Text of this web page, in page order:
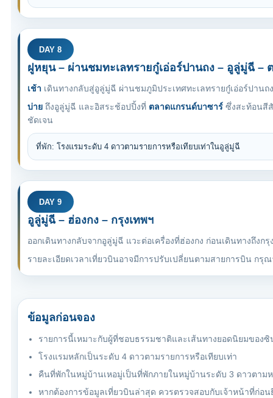
DAY 8
ฝูหยุน – ผ่านชมทะเลทรายกู๋เอ่อร์ปานถง – อูลู่มู่ฉี –
เช้า เดินทางกลับสู่อูลู่มู่ฉี ผ่านชมภูมิประเทศทะเลทรายกู๋เอ่อร์ปานถ
บ่ายถึงอูลู่มู่ฉี และอิสระช้อปปิ้งที่ ตลาดแกรนด์บาซาร์ซึ่งสะท้อนสีสั
ชัดเจน
ที่พัก: โรงแรมระดับ 4 ดาวตามรายการหรือเทียบเท่าในอูลู่มู่ฉี
DAY 9
อูลู่มู่ฉี – ฮ่องกง – กรุงเทพฯ
ออกเดินทางกลับจากอูลู่มู่ฉี แวะต่อเครื่องที่ฮ่องกง ก่อนเดินทางถึงก
รายละเอียดเวลาเที่ยวบินอาจมีการปรับเปลี่ยนตามสายการบิน กรุ
ข้อมูลก่อนจอง
รายการนี้เหมาะกับผู้ที่ชอบธรรมชาติและเส้นทางยอดนิยมของซิ
โรงแรมหลักเป็นระดับ 4 ดาวตามรายการหรือเทียบเท่า
คืนที่พักในหมู่บ้านเหอมู่เป็นที่พักภายในหมู่บ้านระดับ 3 ดาวตาม
หากต้องการข้อมูลเที่ยวบินล่าสุด ควรตรวจสอบกับเจ้าหน้าที่ก่อ